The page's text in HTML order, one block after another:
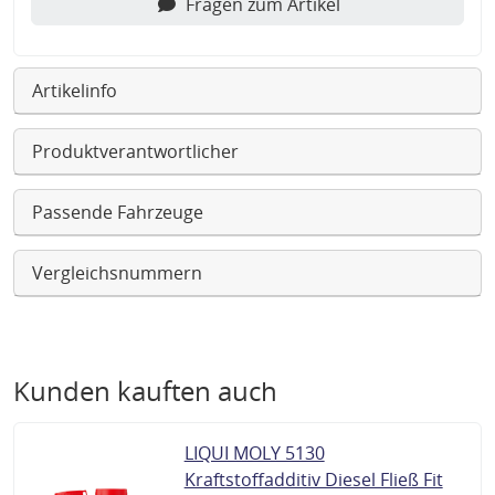
Artikelinfo
Produktverantwortlicher
Passende Fahrzeuge
Vergleichsnummern
Kunden kauften auch
LIQUI MOLY 5130
Kraftstoffadditiv Diesel Fließ Fit